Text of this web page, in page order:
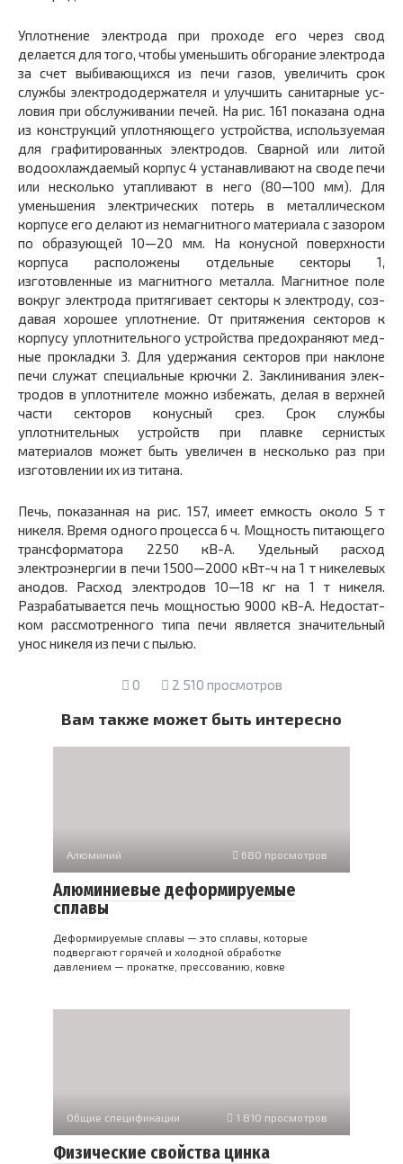
Уплотнение электрода при проходе его через свод
делается для того, чтобы уменьшить обгорание электро­да
за счет выбивающихся из печи газов, увеличить срок
службы электрододержателя и улучшить санитарные ус­
ловия при обслуживании печей. На рис. 161 показана одна
из конструкций уплотняющего устройства, исполь­зуемая
для графитированных электродов. Сварной или литой
водоохлаждаемый корпус 4 устанавливают на своде печи
или несколько утапливают в него (80—100 мм). Для
уменьшения электрических потерь в метал­лическом
корпусе его делают из немагнитного материа­ла с зазором
по образующей 10—20 мм. На конусной по­верхности
корпуса расположены отдельные секторы 1,
изготовленные из магнитного металла. Магнитное поле
вокруг электрода притягивает секторы к электроду, соз­
давая хорошее уплотнение. От притяжения секторов к
корпусу уплотнительного устройства предохраняют мед­
ные прокладки 3. Для удержания секторов при наклоне
печи служат специальные крючки 2. Заклинивания элек­
тродов в уплотнителе можно избежать, делая в верхней
части секторов конусный срез. Срок службы
уплотнительных устройств при плавке сернистых
материалов может быть увеличен в несколько раз при
изготовлении их из титана.
Печь, показанная на рис. 157, имеет емкость около 5 т
никеля. Время одного процесса 6 ч. Мощность пи­тающего
трансформатора 2250 кВ-А. Удельный расход
электроэнергии в печи 1500—2000 кВт-ч на 1 т никеле­вых
анодов. Расход электродов 10—18 кг на 1 т никеля.
Разрабатывается печь мощностью 9000 кВ-А. Недостат­
ком рассмотренного типа печи является значительный
унос никеля из печи с пылью.
0 2 510 просмотров
Вам также может быть интересно
Алюминий 680 просмотров
Алюминиевые деформируемые
сплавы
Деформируемые сплавы — это сплавы, которые
подвергают горячей и холодной обработке
давлением — прокатке, прессованию, ковке
Общие спецификации 1 810 просмотров
Физические свойства цинка